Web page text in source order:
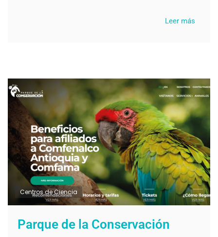
Leer más
Centros de Ciencia
Parque de la Conservación